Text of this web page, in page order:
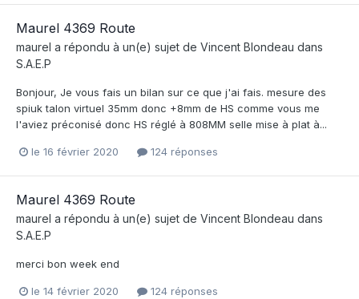
Maurel 4369 Route
maurel a répondu à un(e) sujet de Vincent Blondeau dans
S.A.E.P
Bonjour, Je vous fais un bilan sur ce que j'ai fais. mesure des
spiuk talon virtuel 35mm donc +8mm de HS comme vous me
l'aviez préconisé donc HS réglé à 808MM selle mise à plat à...
le 16 février 2020 124 réponses
Maurel 4369 Route
maurel a répondu à un(e) sujet de Vincent Blondeau dans
S.A.E.P
merci bon week end
le 14 février 2020 124 réponses